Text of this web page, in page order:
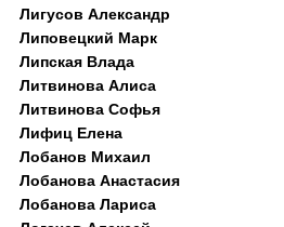
Лигусов Александр
Липовецкий Марк
Липская Влада
Литвинова Алиса
Литвинова Софья
Лифиц Елена
Лобанов Михаил
Лобанова Анастасия
Лобанова Лариса